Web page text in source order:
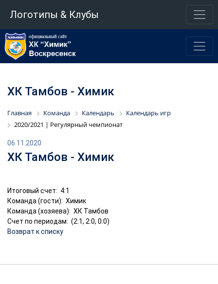
Логотипы & Клубы
ХК Тамбов - Химик
Главная Команда Календарь
Календарь игр
2020/2021 | Регулярный чемпионат
06.11.2020
ХК Тамбов - Химик
Итоговый счет: 4:1
Команда (гости): Химик
Команда (хозяева): ХК Тамбов
Счет по периодам: (2:1, 2:0, 0:0)
Возврат к списку